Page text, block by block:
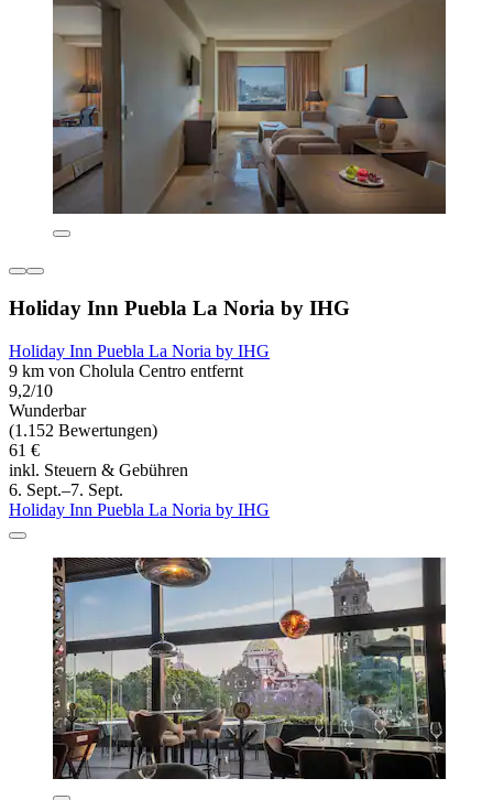
Holiday Inn Puebla La Noria by IHG
Holiday Inn Puebla La Noria by IHG
9 km von Cholula Centro entfernt
9,2/10
Wunderbar
(1.152 Bewertungen)
61 €
inkl. Steuern & Gebühren
6. Sept.–7. Sept.
Holiday Inn Puebla La Noria by IHG